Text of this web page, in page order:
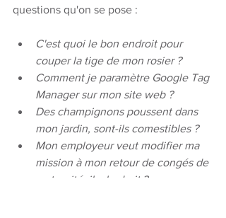
questions qu'on se pose :
C'est quoi le bon endroit pour
couper la tige de mon rosier ?
Comment je paramètre Google Tag
Manager sur mon site web ?
Des champignons poussent dans
mon jardin, sont-ils comestibles ?
Mon employeur veut modifier ma
mission à mon retour de congés de
maternité, il a le droit ?